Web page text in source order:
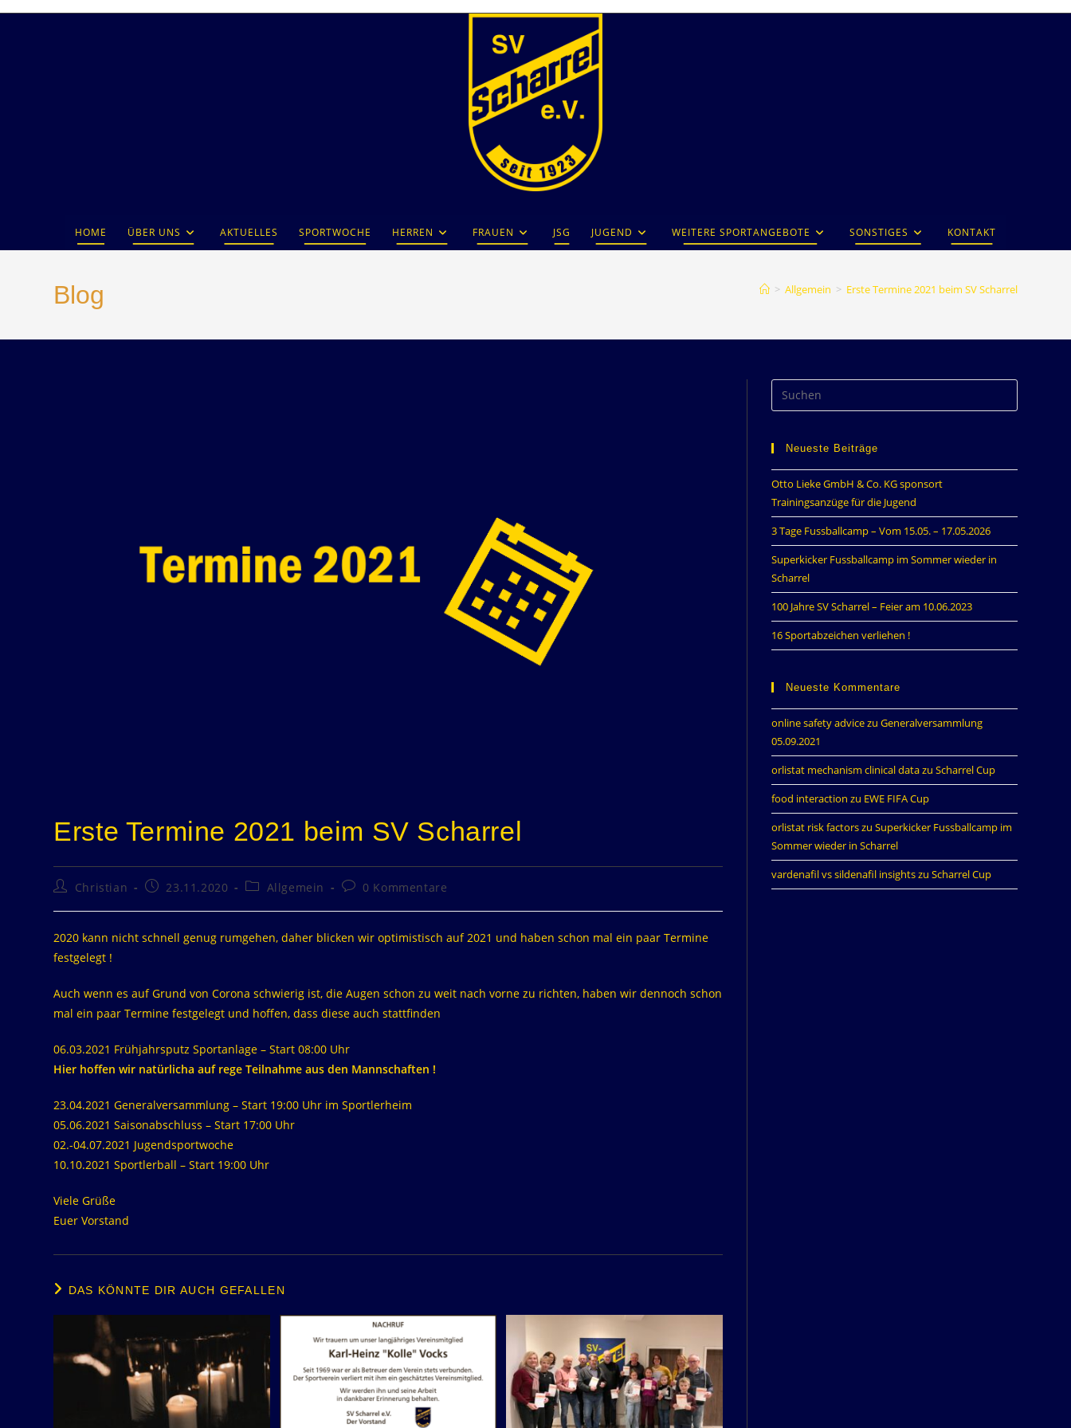
HOME ÜBER UNS AKTUELLES SPORTWOCHE HERREN FRAUEN JSG JUGEND WEITERE SPORTANGEBOTE SONSTIGES KONTAKT
Blog > Allgemein > Erste Termine 2021 beim SV Scharrel
Erste Termine 2021 beim SV Scharrel
Christian 23.11.2020 Allgemein 0 Kommentare
2020 kann nicht schnell genug rumgehen, daher blicken wir optimistisch auf 2021 und haben schon mal ein paar Termine
festgelegt !
Auch wenn es auf Grund von Corona schwierig ist, die Augen schon zu weit nach vorne zu richten, haben wir dennoch schon
mal ein paar Termine festgelegt und hoffen, dass diese auch stattfinden
06.03.2021 Frühjahrsputz Sportanlage – Start 08:00 Uhr
Hier hoffen wir natürlicha auf rege Teilnahme aus den Mannschaften !
23.04.2021 Generalversammlung – Start 19:00 Uhr im Sportlerheim
05.06.2021 Saisonabschluss – Start 17:00 Uhr
02.-04.07.2021 Jugendsportwoche
10.10.2021 Sportlerball – Start 19:00 Uhr
Viele Grüße
Euer Vorstand
DAS KÖNNTE DIR AUCH GEFALLEN
Neueste Beiträge
Otto Lieke GmbH & Co. KG sponsort
Trainingsanzüge für die Jugend
3 Tage Fussballcamp – Vom 15.05. – 17.05.2026
Superkicker Fussballcamp im Sommer wieder in
Scharrel
100 Jahre SV Scharrel – Feier am 10.06.2023
16 Sportabzeichen verliehen !
Neueste Kommentare
online safety advicezuGeneralversammlung
05.09.2021
orlistat mechanism clinical datazuScharrel Cup
food interaction zu EWE FIFA Cup
orlistat risk factorszuSuperkicker Fussballcamp im
Sommer wieder in Scharrel
vardenafil vs sildenafil insightszuScharrel Cup